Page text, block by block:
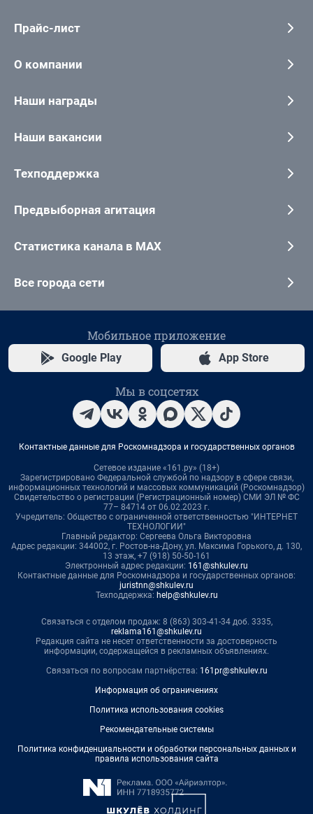
Прайс-лист
О компании
Наши награды
Наши вакансии
Техподдержка
Предвыборная агитация
Статистика канала в MAX
Все города сети
Мобильное приложение
Google Play App Store
Мы в соцсетях
Контактные данные для Роскомнадзора и государственных органов
Сетевое издание «161.ру» (18+)
Зарегистрировано Федеральной службой по надзору в сфере связи,
информационных технологий и массовых коммуникаций (Роскомнадзор)
Свидетельство о регистрации (Регистрационный номер) СМИ ЭЛ № ФС
77– 84714 от 06.02.2023 г.
Учредитель: Общество с ограниченной ответственностью "ИНТЕРНЕТ
ТЕХНОЛОГИИ"
Главный редактор: Сергеева Ольга Викторовна
Адрес редакции: 344002, г. Ростов-на-Дону, ул. Максима Горького, д. 130,
13 этаж, +7 (918) 50-50-161
Электронный адрес редакции: 161@shkulev.ru
Контактные данные для Роскомнадзора и государственных органов:
juristnn@shkulev.ru
Техподдержка: help@shkulev.ru
Связаться с отделом продаж: 8 (863) 303-41-34 доб. 3335,
reklama161@shkulev.ru
Редакция сайта не несет ответственности за достоверность
информации, содержащейся в рекламных объявлениях.
Связаться по вопросам партнёрства: 161pr@shkulev.ru
Информация об ограничениях
Политика использования cookies
Рекомендательные системы
Политика конфиденциальности и обработки персональных данных и
правила использования сайта